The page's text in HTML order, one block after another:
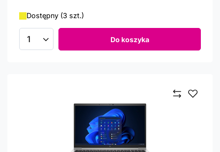
Dostępny (3 szt.)
Ilość produktów Do koszyka